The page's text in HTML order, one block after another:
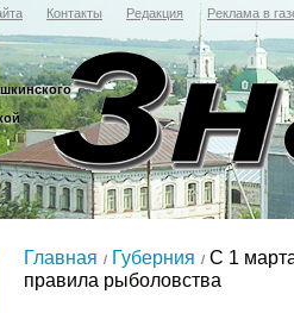
Контакты Редакция Реклама в
Главная Губерния
С 1
правила рыболовства